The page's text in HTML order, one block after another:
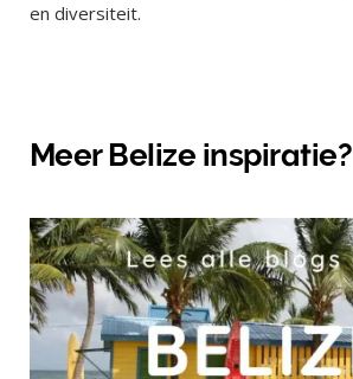
en diversiteit.
Meer Belize inspiratie?